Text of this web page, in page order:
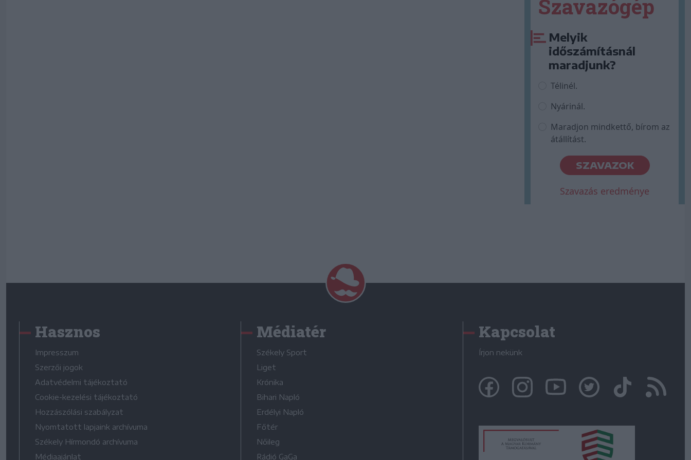
Szavazógép
Melyik
időszámításnál
maradjunk?
Télinél.
Nyárinál.
Maradjon mindkettő, bírom az
átállítást.
SZAVAZOK
Szavazás eredménye
Hasznos
Impresszum
Szerzői jogok
Adatvédelmi tájékoztató
Cookie-kezelési tájékoztató
Hozzászólási szabályzat
Nyomtatott lapjaink archívuma
Székely Hírmondó archívuma
Médiaajánlat
Médiatér
Székely Sport
Liget
Krónika
Bihari Napló
Erdélyi Napló
Főtér
Nőileg
Rádió GaGa
Kapcsolat
Írjon nekünk